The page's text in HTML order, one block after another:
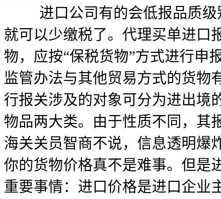
进口公司有的会低报品质级
就可以少缴税了。代理买单进口
物，应按“保税货物”方式进行申
监管办法与其他贸易方式的货物
行报关涉及的对象可分为进出境
物品两大类。由于性质不同，其
海关关员智商不说，信息透明爆
你的货物价格真不是难事。但是
重要事情：进口价格是进口企业